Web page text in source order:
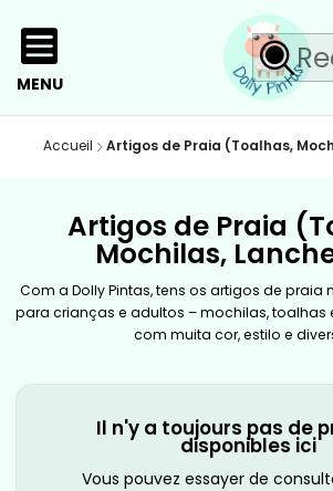
MENU
Accueil Artigos de Praia (Toalhas,
Artigos de Praia
Mochilas,
Com a Dolly Pintas, tens os artigos de praia
para crianças e adultos – mochilas, toalhas
com muita cor, estilo e
Il n'y a toujours pas de
disponibles ici
Vous pouvez essayer de